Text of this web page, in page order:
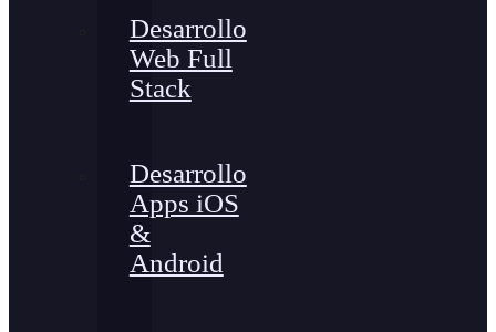
Desarrollo
Web Full
Stack
Desarrollo
Apps iOS
&
Android